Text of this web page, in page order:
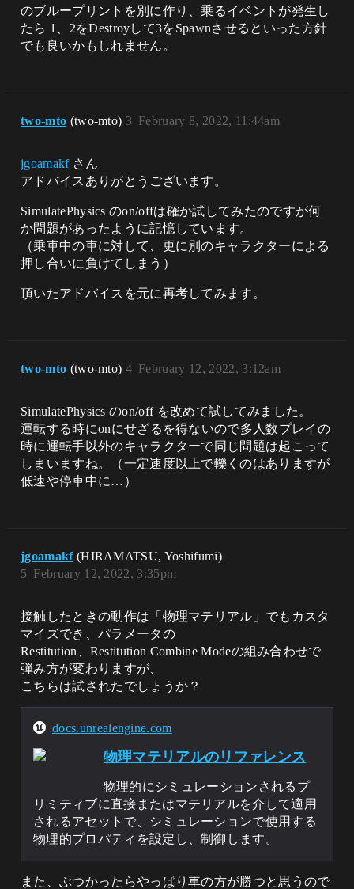
のブループリントを別に作り、乗るイベントが発生し
たら 1、2をDestroyして3をSpawnさせるといった方針
でも良いかもしれません。
two-mto (two-mto) February 8, 2022, 11:44am
3
jgoamakfさん
アドバイスありがとうございます。
SimulatePhysics のon/offは確か試してみたのですが何
か問題があったように記憶しています。
（乗車中の車に対して、更に別のキャラクターによる
押し合いに負けてしまう）
頂いたアドバイスを元に再考してみます。
two-mto (two-mto) February 12, 2022, 3:12am
4
SimulatePhysics のon/off を改めて試してみました。
運転する時にonにせざるを得ないので多人数プレイの
時に運転手以外のキャラクターで同じ問題は起こって
しまいますね。（一定速度以上で轢くのはありますが
低速や停車中に…）
jgoamakf (HIRAMATSU, Yoshifumi)
February 12, 2022, 3:35pm
5
接触したときの動作は「物理マテリアル」でもカスタ
マイズでき、パラメータの
Restitution、Restitution Combine Modeの組み合わせで
弾み方が変わりますが、
こちらは試されたでしょうか？
docs.unrealengine.com
物理マテリアルのリファレンス
物理的にシミュレーションされるプ
リミティブに直接またはマテリアルを介して適用
されるアセットで、シミュレーションで使用する
物理的プロパティを設定し、制御します。
また、ぶつかったらやっぱり車の方が勝つと思うので